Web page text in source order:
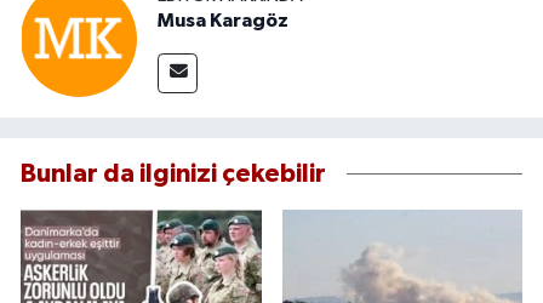
Musa Karagöz
Bunlar da ilginizi çekebilir